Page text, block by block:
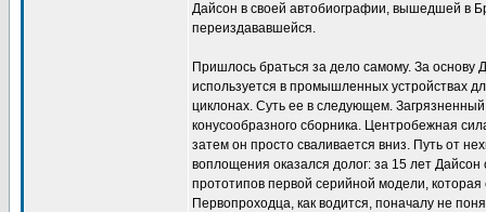
Дайсон в своей автобиографии, вышедшей в
переиздававшейся.
Пришлось браться за дело самому. За основу
используется в промышленных устройствах
циклонах. Суть ее в следующем. Загрязненный
конусообразного сборника. Центробежная
затем он просто сваливается вниз. Путь от
воплощения оказался долог: за 15 лет
прототипов первой серийной модели,
Первопроходца, как водится, поначалу не